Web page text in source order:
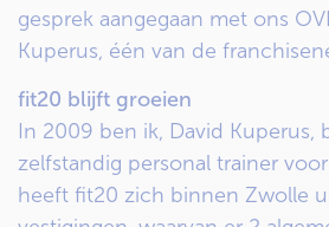
gesprek aangegaan met ons
Kuperus, één van de
fit20 blijft groeien
In 2009 ben ik, David Kuperus,
zelfstandig personal trainer
heeft fit20 zich binnen Zwolle